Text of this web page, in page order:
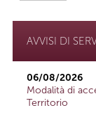
AVVISI DI
06/08/2026
Modalità di
Territorio